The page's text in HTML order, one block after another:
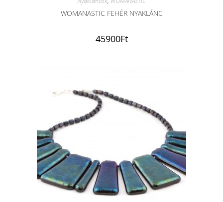
WOMANASTIC FEHÉR NYAKLÁNC
45900Ft